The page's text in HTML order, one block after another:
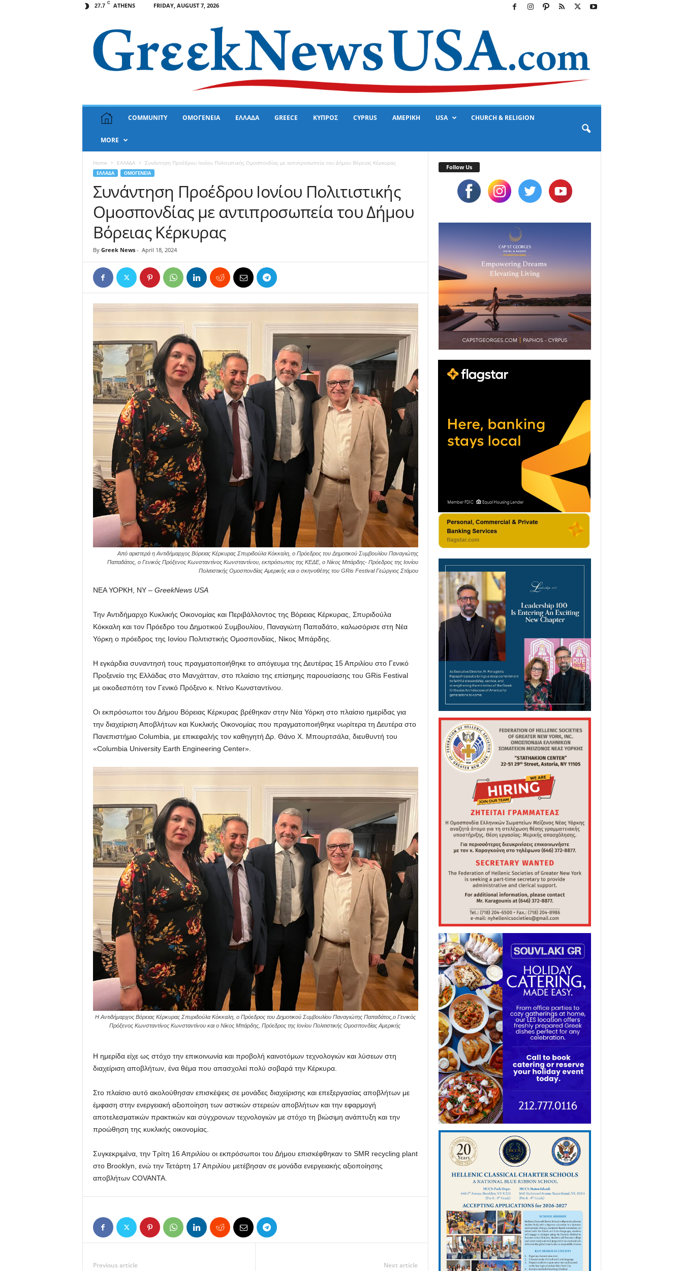
27.7 C ATHENS FRIDAY, AUGUST 7, 2026
k
COMMUNITY ΟΜΟΓΕΝΕΙΑ ΕΛΛΑΔΑ GREECE ΚΥΠΡΟΣ CYPRUS ΑΜΕΡΙΚΗ USA CHURCH & RELIGION
MORE
Home ΕΛΛΑΔΑ Συνάντηση Προέδρου Ιονίου Πολιτιστικής Ομοσπονδίας με αντιπροσωπεία του Δήμου Βόρειας Κέρκυρας
ΕΛΛΑΔΑ ΟΜΟΓΕΝΕΙΑ
Συνάντηση Προέδρου Ιονίου Πολιτιστικής
Ομοσπονδίας με αντιπροσωπεία του Δήμου
Βόρειας Κέρκυρας
By Greek News- April 18, 2024
Από αριστερά η Αντιδήμαρχος Βόρειας Κέρκυρας Σπυριδούλα Κόκκαλη, ο Πρόεδρος του Δημοτικού Συμβουλίου Παναγιώτης
Παπαδάτος, ο Γενικός Πρόξενος Κωνσταντίνος Κωνσταντίνου, εκπρόσωπος της ΚΕΔΕ, ο Νίκος Μπάρδης- Πρόεδρος της Ιονίου
Πολιτιστικής Ομοσπονδίας Αμερικής και ο σκηνοθέτης του GRis Festival Γεώργιος Στάμου
ΝΕΑ ΥΟΡΚΗ, ΝΥ – GreekNews USA
Την Αντιδήμαρχο Κυκλικής Οικονομίας και Περιβάλλοντος της Βόρειας Κέρκυρας, Σπυριδούλα
Κόκκαλη και τον Πρόεδρο του Δημοτικού Συμβουλίου, Παναγιώτη Παπαδάτο, καλωσόρισε στη Νέα
Υόρκη ο πρόεδρος της Ιονίου Πολιτιστικής Ομοσπονδίας, Νίκος Μπάρδης.
Η εγκάρδια συναντησή τους πραγματοποιήθηκε το απόγευμα της Δευτέρας 15 Απριλίου στο Γενικό
Προξενείο της Ελλάδας στο Μανχάτταν, στο πλαίσιο της επίσημης παρουσίασης του GRis Festival
με οικοδεσπότη τον Γενικό Πρόξενο κ. Ντίνο Κωνσταντίνου.
Οι εκπρόσωποι του Δήμου Βόρειας Κέρκυρας βρέθηκαν στην Νέα Υόρκη στο πλαίσιο ημερίδας για
την διαχείριση Αποβλήτων και Κυκλικής Οικονομίας που πραγματοποιήθηκε νωρίτερα τη Δευτέρα στο
Πανεπιστήμιο Columbia, με επικεφαλής τον καθηγητή Δρ. Θάνο Χ. Μπουρτσάλα, διευθυντή του
«Columbia University Earth Engineering Center».
H Αντιδήμαρχος Βόρειας Κέρκυρας Σπυριδούλα Κόκκαλη, ο Πρόεδρος του Δημοτικού Συμβουλίου Παναγιώτης Παπαδάτος,ο Γενικός
Πρόξενος Κωνσταντίνος Κωνσταντίνου και ο Νίκος Μπάρδης, Πρόεδρος της Ιονίου Πολιτιστικής Ομοσπονδίας Αμερικής
H ημερίδα είχε ως στόχο την επικοινωνία και προβολή καινοτόμων τεχνολογιών και λύσεων στη
διαχείριση αποβλήτων, ένα θέμα που απασχολεί πολύ σοβαρά την Κέρκυρα.
Στο πλαίσιο αυτό ακολούθησαν επισκέψεις σε μονάδες διαχείρισης και επεξεργασίας αποβλήτων με
έμφαση στην ενεργειακή αξιοποίηση των αστικών στερεών αποβλήτων και την εφαρμογή
αποτελεσματικών πρακτικών και σύγχρονων τεχνολογιών με στόχο τη βιώσιμη ανάπτυξη και την
προώθηση της κυκλικής οικονομίας.
Συγκεκριμένα, την Τρίτη 16 Απριλίου οι εκπρόσωποι του Δήμου επισκέφθηκαν το SMR recycling plant
στο Brooklyn, ενώ την Τετάρτη 17 Απριλίου μετέβησαν σε μονάδα ενεργειακής αξιοποίησης
αποβλήτων COVANTA.
Previous article Next article
Follow Us